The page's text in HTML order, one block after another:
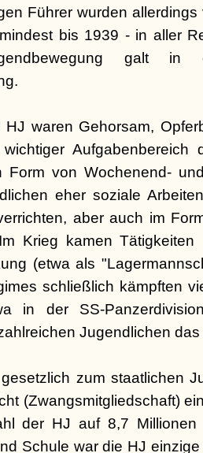
Führer wurden
bis 1939 - in aller
galt in
waren Gehorsam,
wichtiger
Form von Wochenend-
eher soziale
aber auch im
Krieg kamen
(etwa als
schließlich kämpften
in der SS-
Jugendlichen
zum staatlichen
(Zwangsmitgliedschaft)
der HJ auf 8,7 Millionen
Schule war die HJ